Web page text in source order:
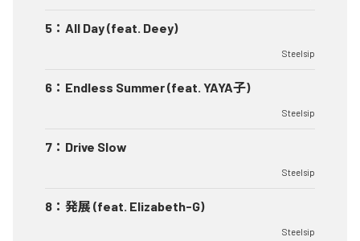
5 ： All Day (feat. Deey)
Steelsip
6 ： Endless Summer (feat. YAYA子)
Steelsip
7 ： Drive Slow
Steelsip
8 ： 発展 (feat. Elizabeth-G)
Steelsip